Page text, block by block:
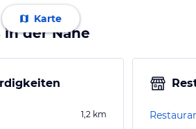
Karte
der Nähe
1,2 km